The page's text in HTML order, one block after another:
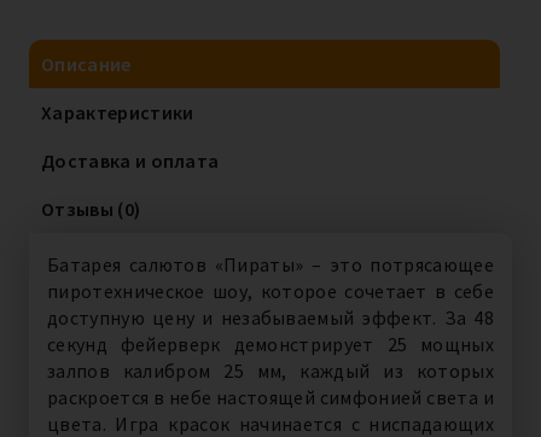
Описание
Характеристики
Доставка и оплата
Отзывы (0)
Батарея салютов «Пираты» – это потрясающее
пиротехническое шоу, которое сочетает в себе
доступную цену и незабываемый эффект. За 48
секунд фейерверк демонстрирует 25 мощных
залпов калибром 25 мм, каждый из которых
раскроется в небе настоящей симфонией света и
цвета. Игра красок начинается с ниспадающих